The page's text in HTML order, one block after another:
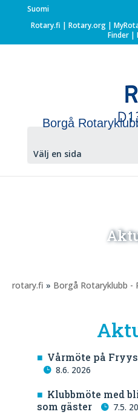
Suomi
Rotary.fi | Rotary.org|
Finder |
Borgå
Välj en sida
rotary.fi » Borgå Rotaryklubb -
Vårmöte på
8.6. 2026
Klubbmöte med
som gäster
7.5.